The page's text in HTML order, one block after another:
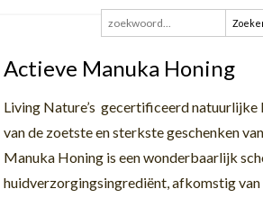
Zoeken
naar:
Actieve Manuka Honing
Living Nature’s gecertificeerd natuurlijke
van de zoetste en sterkste geschenken
Manuka Honing is een wonderbaarlijk
huidverzorgingsingrediënt, afkomstig van